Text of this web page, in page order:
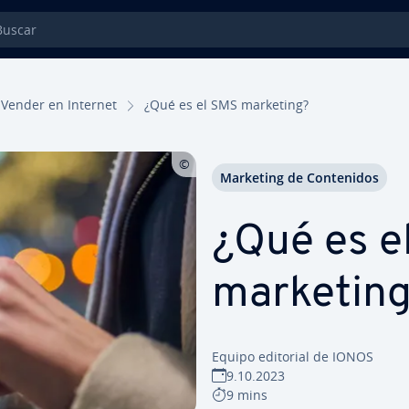
Vender en Internet ¿Qué es el SMS marketing?
¿Qué es
Equipo editorial de IONOS
9.10.2023
9 mins
Marketing de Co­n­te­ni­dos